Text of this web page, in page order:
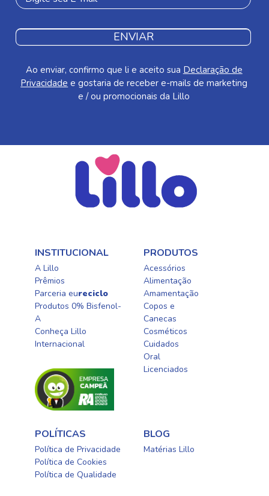
ENVIAR
Ao enviar, confirmo que li e aceito sua Declaração de
Privacidade e gostaria de receber e-mails de marketing
e / ou promocionais da Lillo
INSTITUCIONAL
A Lillo
Prêmios
Parceria eureciclo
Produtos 0% Bisfenol-
A
Conheça Lillo
Internacional
PRODUTOS
Acessórios
Alimentação
Amamentação
Copos e
Canecas
Cosméticos
Cuidados
Oral​
Licenciados​
POLÍTICAS
Política de Privacidade
Política de Cookies
Política de Qualidade
BLOG
Matérias Lillo